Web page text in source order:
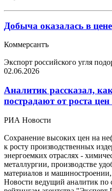
Добыча оказалась в цене
Коммерсантъ
Экспорт российского угля
02.06.2026
Аналитик рассказал,
пострадают от роста
РИА Новости
Сохранение высоких цен на
к росту производственных
энергоемких отраслях -
металлургии, производстве
материалов и
Новости ведущий аналитик